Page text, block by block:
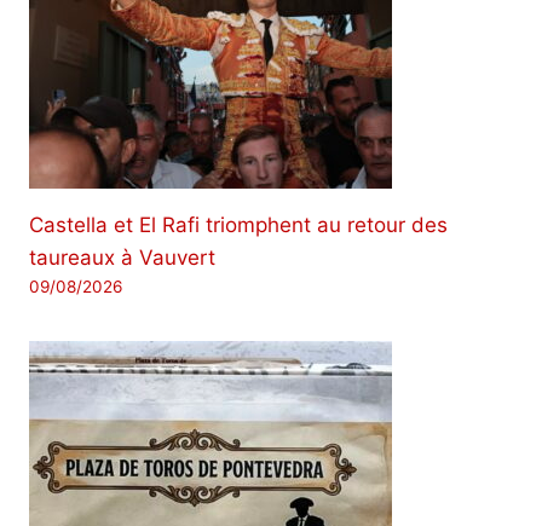
Castella et El Rafi triomphent au retour des
taureaux à Vauvert
09/08/2026